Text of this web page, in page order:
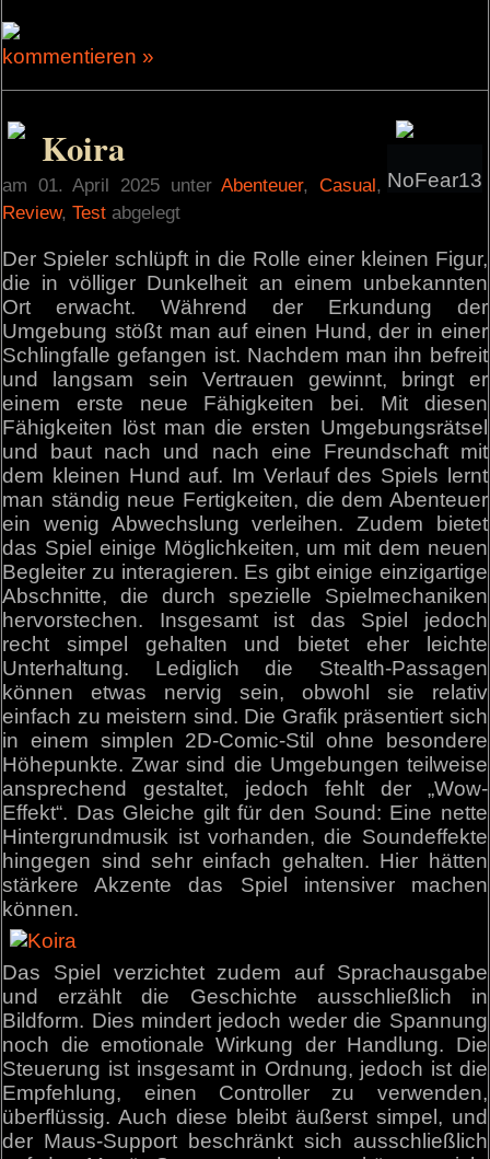
kommentieren »
NoFear13
Koira
am 01. April 2025 unterAbenteuer, Casual,
Review,Test abgelegt
Der Spieler schlüpft in die Rolle einer kleinen Figur,
die in völliger Dunkelheit an einem unbekannten
Ort erwacht. Während der Erkundung der
Umgebung stößt man auf einen Hund, der in einer
Schlingfalle gefangen ist. Nachdem man ihn befreit
und langsam sein Vertrauen gewinnt, bringt er
einem erste neue Fähigkeiten bei. Mit diesen
Fähigkeiten löst man die ersten Umgebungsrätsel
und baut nach und nach eine Freundschaft mit
dem kleinen Hund auf. Im Verlauf des Spiels lernt
man ständig neue Fertigkeiten, die dem Abenteuer
ein wenig Abwechslung verleihen. Zudem bietet
das Spiel einige Möglichkeiten, um mit dem neuen
Begleiter zu interagieren. Es gibt einige einzigartige
Abschnitte, die durch spezielle Spielmechaniken
hervorstechen. Insgesamt ist das Spiel jedoch
recht simpel gehalten und bietet eher leichte
Unterhaltung. Lediglich die Stealth-Passagen
können etwas nervig sein, obwohl sie relativ
einfach zu meistern sind. Die Grafik präsentiert sich
in einem simplen 2D-Comic-Stil ohne besondere
Höhepunkte. Zwar sind die Umgebungen teilweise
ansprechend gestaltet, jedoch fehlt der „Wow-
Effekt“. Das Gleiche gilt für den Sound: Eine nette
Hintergrundmusik ist vorhanden, die Soundeffekte
hingegen sind sehr einfach gehalten. Hier hätten
stärkere Akzente das Spiel intensiver machen
können.
Das Spiel verzichtet zudem auf Sprachausgabe
und erzählt die Geschichte ausschließlich in
Bildform. Dies mindert jedoch weder die Spannung
noch die emotionale Wirkung der Handlung. Die
Steuerung ist insgesamt in Ordnung, jedoch ist die
Empfehlung, einen Controller zu verwenden,
überflüssig. Auch diese bleibt äußerst simpel, und
der Maus-Support beschränkt sich ausschließlich